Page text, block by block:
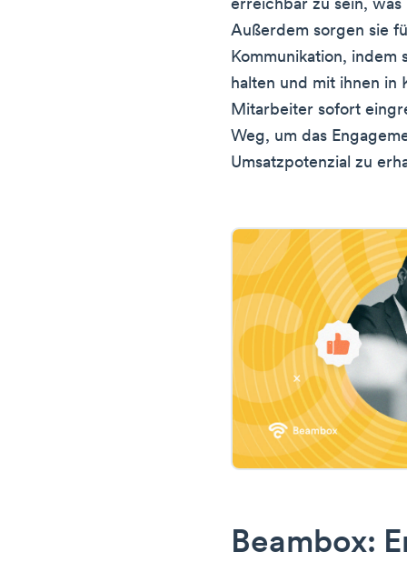
erreichbar zu sein,
Außerdem sorgen sie
Kommunikation, indem
halten und mit ihnen in
Mitarbeiter sofort
Weg, um das
Umsatzpotenzial zu
Beambox: